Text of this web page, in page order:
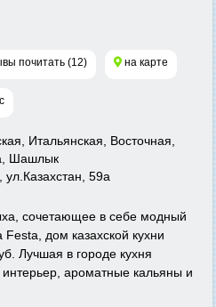
почитать (12) на карте
Итальянская, Восточная,
Шашлык
ул.Казахстан, 59а
сочетающее в себе модный
Festa, дом казахской кухни
Лучшая в городе кухня
ароматные кальяны и